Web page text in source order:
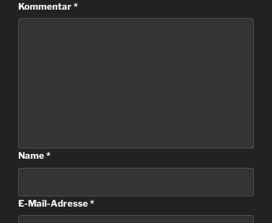
Kommentar*
Name*
E-Mail-Adresse*